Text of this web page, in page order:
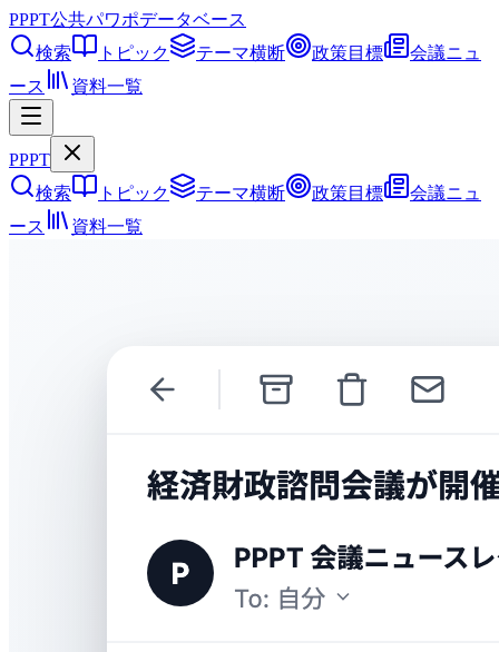
PPPT公共パワポデータベース
検索
トピック テーマ横断 政策目標
会議ニュ
ース
資料一覧
PPPT
検索
トピック テーマ横断 政策目標
会議ニュ
ース
資料一覧